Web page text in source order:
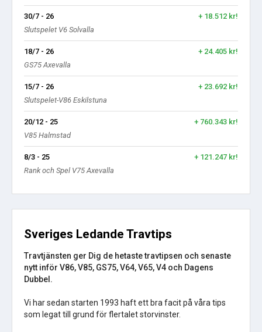
30/7 - 26
+ 18.512 kr!
Slutspelet V6 Solvalla
18/7 - 26
+ 24.405 kr!
GS75 Axevalla
15/7 - 26
+ 23.692 kr!
Slutspelet-V86 Eskilstuna
20/12 - 25
+ 760.343 kr!
V85 Halmstad
8/3 - 25
+ 121.247 kr!
Rank och Spel V75 Axevalla
Sveriges Ledande Travtips
Travtjänsten ger Dig de hetaste travtipsen och senaste
nytt inför V86, V85, GS75, V64, V65, V4 och Dagens
Dubbel.
Vi har sedan starten 1993 haft ett bra facit på våra tips
som legat till grund för flertalet storvinster.